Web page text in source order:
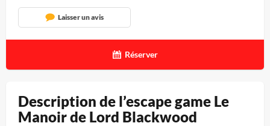
Description de l’escape game Le
Manoir de Lord Blackwood
Laisser un avis
Réserver